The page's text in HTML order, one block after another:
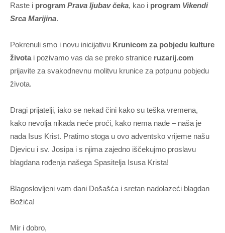
Raste i program Prava ljubav čeka, kao i program Vikendi
Srca Marijina.
Pokrenuli smo i novu inicijativu Krunicom za pobjedu kulture
životai pozivamo vas da se preko stranice ruzarij.com
prijavite za svakodnevnu molitvu krunice za potpunu pobjedu
života.
Dragi prijatelji, iako se nekad čini kako su teška vremena,
kako nevolja nikada neće proći, kako nema nade – naša je
nada Isus Krist. Pratimo stoga u ovo adventsko vrijeme našu
Djevicu i sv. Josipa i s njima zajedno iščekujmo proslavu
blagdana rođenja našega Spasitelja Isusa Krista!
Blagoslovljeni vam dani Došašća i sretan nadolazeći blagdan
Božića!
Mir i dobro,